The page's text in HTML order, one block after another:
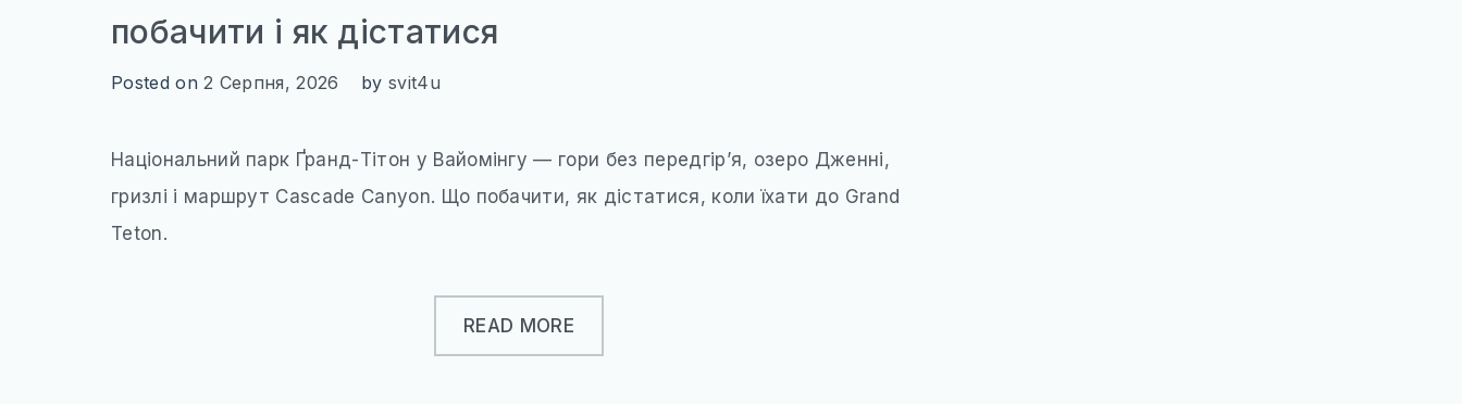
побачити і як дістатися
Posted on2 Серпня, 2026 by svit4u
Національний парк Ґранд-Тітон у Вайомінгу — гори без передгір’я, озеро Дженні,
гризлі і маршрут Cascade Canyon. Що побачити, як дістатися, коли їхати до Grand
Teton.
READ MORE